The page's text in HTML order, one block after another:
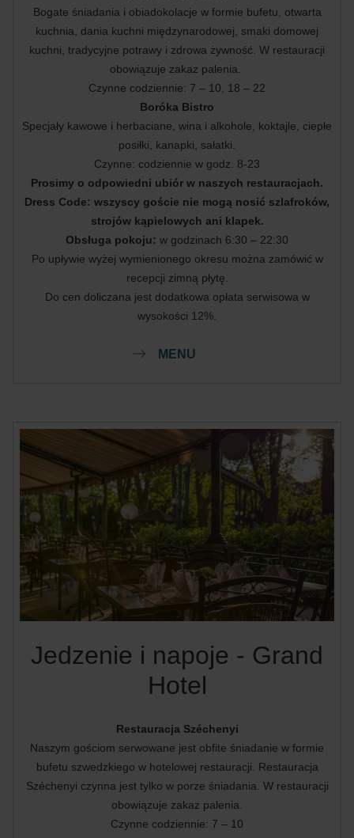
Bogate śniadania i obiadokolacje w formie bufetu, otwarta
kuchnia, dania kuchni międzynarodowej, smaki domowej
kuchni, tradycyjne potrawy i zdrowa żywność. W restauracji
obowiązuje zakaz palenia.
Czynne codziennie: 7 – 10, 18 – 22
Boróka Bistro
Specjały kawowe i herbaciane, wina i alkohole, koktajle, ciepłe
posiłki, kanapki, sałatki.
Czynne: codziennie w godz. 8-23
Prosimy o odpowiedni ubiór w naszych restauracjach.
Dress Code: wszyscy goście nie mogą nosić szlafroków,
strojów kąpielowych ani klapek.
Obsługa pokoju: w godzinach 6:30 – 22:30
Po upływie wyżej wymienionego okresu można zamówić w
recepcji zimną płytę.
Do cen doliczana jest dodatkowa opłata serwisowa w
wysokości 12%.
MENU
Jedzenie i napoje - Grand
Hotel
Restauracja Széchenyi
Naszym gościom serwowane jest obfite śniadanie w formie
bufetu szwedzkiego w hotelowej restauracji. Restauracja
Széchenyi czynna jest tylko w porze śniadania. W restauracji
obowiązuje zakaz palenia.
Czynne codziennie: 7 – 10